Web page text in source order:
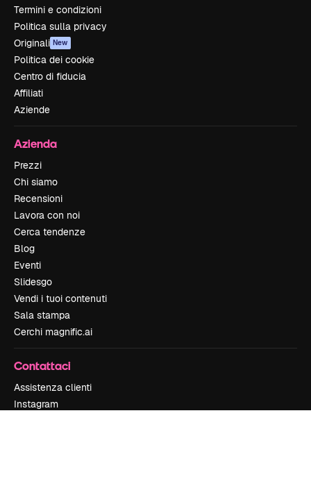
Termini e condizioni
Politica sulla privacy
Originali New
Politica dei cookie
Centro di fiducia
Affiliati
Aziende
Azienda
Prezzi
Chi siamo
Recensioni
Lavora con noi
Cerca tendenze
Blog
Eventi
Slidesgo
Vendi i tuoi contenuti
Sala stampa
Cerchi magnific.ai
Contattaci
Assistenza clienti
Instagram